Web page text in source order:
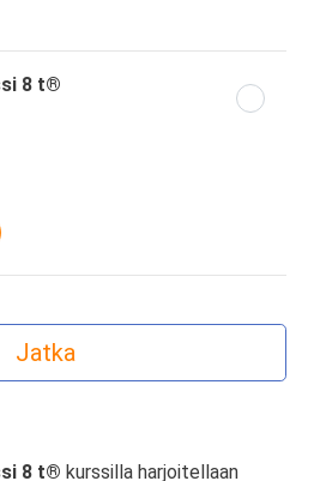
8 t®
8 t® kurssilla harjoitellaan